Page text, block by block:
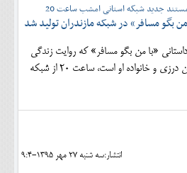
جدید شبکه استانی امشب ساعت 20
بگو مسافر» در شبکه مازندران تولید شد
«با من بگو مسافر» که روایت زندگی
بسیجی شهید شعبانعلی طالبیان درزی و خانواده او است، ساعت 20 از شبکه
انتشار:سه شنبه 27 مهر 1395-9:4